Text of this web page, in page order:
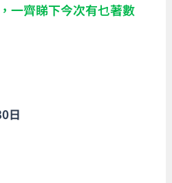
一齊睇下今次有乜著數
日